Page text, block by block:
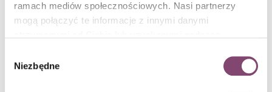
ramach mediów społecznościowych. Nasi partnerzy
mogą połączyć te informacje z innymi danymi
polityce cookies
zgody
Niezbędne
Conlea / 8 min czytania